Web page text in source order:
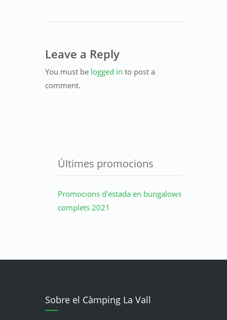
Leave a Reply
You must be logged in to post a
comment.
Últimes promocions
Promocions d'estada en bungalows
complets 2021
Sobre el Càmping La Vall